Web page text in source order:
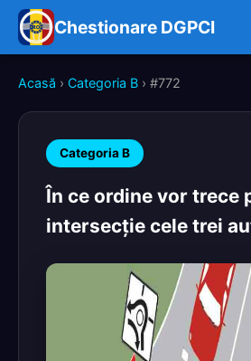
Chestionare DGPCI
Acasă › Categoria B › #772
Categoria B
În ce ordine vor trece
intersecţie cele trei